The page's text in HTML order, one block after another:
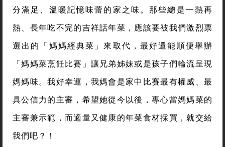
分滿足、溫暖記憶味蕾的家之味。那些總是一熱再
熱、長年吃不完的吉祥話年菜，應該要被我們激烈票
選出的「媽媽經典菜」來取代，最好還能順便舉辦
「媽媽菜烹飪比賽」讓兄弟姊妹或是孩子們輪流呈現
媽媽味。我好幸運，我媽會是家中比賽最有權威、最
具公信力的主審，希望她從今以後，專心當媽媽菜的
主審兼示範，而適量又健康的年菜食材採買，就交給
我們吧？！